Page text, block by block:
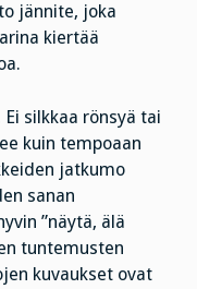
jännite, joka
kiertää
silkkaa rönsyä tai
kuin tempoaan
jatkumo
sanan
”näytä, älä
tuntemusten
kuvaukset ovat